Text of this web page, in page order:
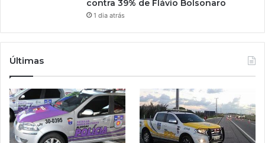
contra 39% de Flávio Bolsonaro
1 dia atrás
Últimas